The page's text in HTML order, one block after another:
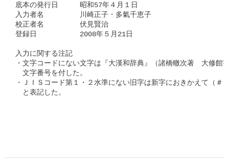
底本の発行日　　　昭和57年４月１日
入力者名　　　　　川崎正子・多氣千恵子
校正者名　　　　　伏見賢治
登録日　　　　　　2008年５月21日
入力に関する注記
・文字コードにない文字は『大漢和辞典』（諸橋轍次著　大修館
文字番号を付した。
・ＪＩＳコード第１・２水準にない旧字は新字におきかえて（＃
と表記した。